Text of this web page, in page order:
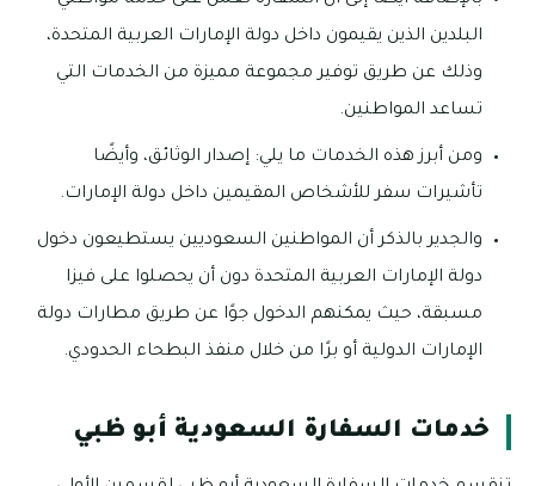
البلدين الذين يقيمون داخل دولة الإمارات العربية المتحدة،
وذلك عن طريق توفير مجموعة مميزة من الخدمات التي
تساعد المواطنين.
ومن أبرز هذه الخدمات ما يلي: إصدار الوثائق، وأيضًا
تأشيرات سفر للأشخاص المقيمين داخل دولة الإمارات.
والجدير بالذكر أن المواطنين السعوديين يستطيعون دخول
دولة الإمارات العربية المتحدة دون أن يحصلوا على فيزا
مسبقة، حيث يمكنهم الدخول جوًا عن طريق مطارات دولة
الإمارات الدولية أو برًا من خلال منفذ البطحاء الحدودي.
خدمات السفارة السعودية أبو ظبي